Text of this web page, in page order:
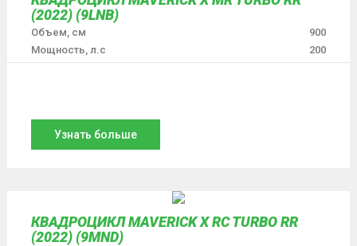
(2022) (9LNB)
Объем, см
900
Мощность, л.с
200
Узнать больше
КВАДРОЦИКЛ MAVERICK X RC TURBO RR
(2022) (9MND)